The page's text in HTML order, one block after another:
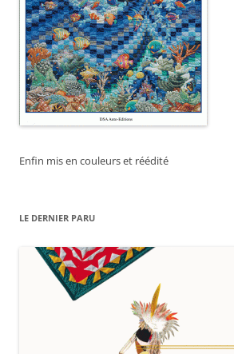
Enfin mis en couleurs et réédité
LE DERNIER PARU